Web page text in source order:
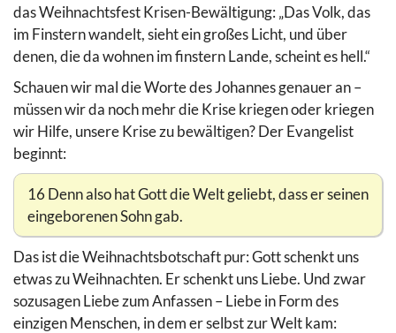
das Weihnachtsfest Krisen-Bewältigung: „Das Volk, das
im Finstern wandelt, sieht ein großes Licht, und über
denen, die da wohnen im finstern Lande, scheint es hell.“
Schauen wir mal die Worte des Johannes genauer an –
müssen wir da noch mehr die Krise kriegen oder kriegen
wir Hilfe, unsere Krise zu bewältigen? Der Evangelist
beginnt:
16 Denn also hat Gott die Welt geliebt, dass er seinen
eingeborenen Sohn gab.
Das ist die Weihnachtsbotschaft pur: Gott schenkt uns
etwas zu Weihnachten. Er schenkt uns Liebe. Und zwar
sozusagen Liebe zum Anfassen – Liebe in Form des
einzigen Menschen, in dem er selbst zur Welt kam: